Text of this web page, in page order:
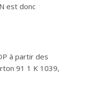
est donc
à partir des
91 1 K 1039,